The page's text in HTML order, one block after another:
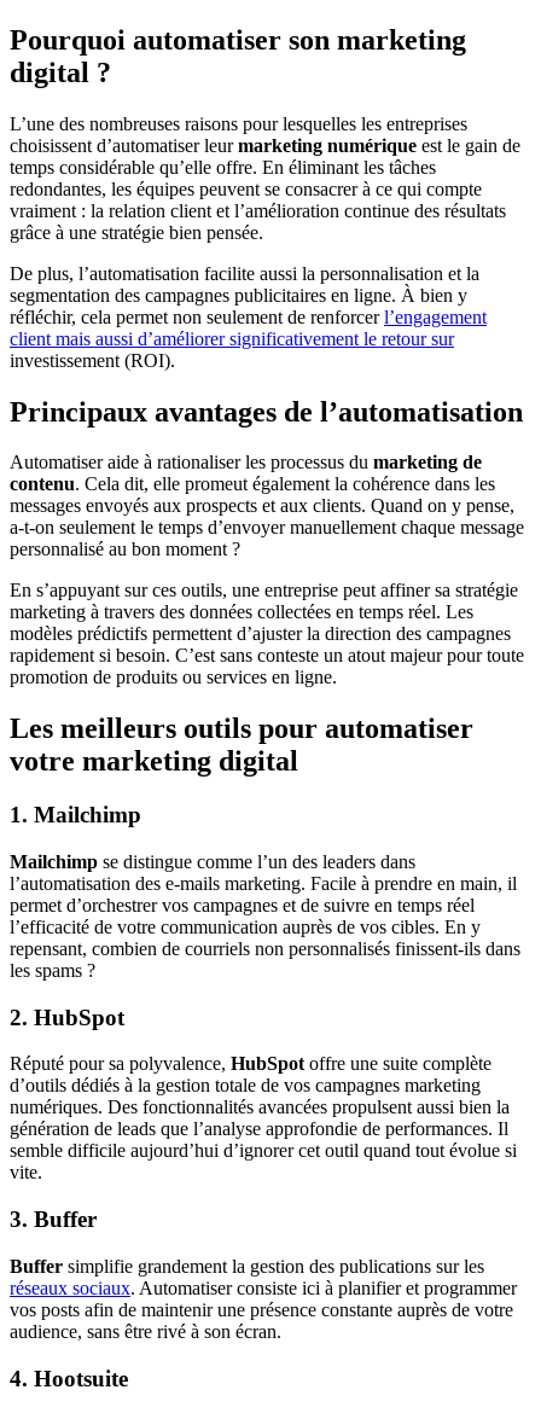
Pourquoi automatiser son marketing
digital ?
L’une des nombreuses raisons pour lesquelles les entreprises
choisissent d’automatiser leurmarketing numérique est le gain de
temps considérable qu’elle offre. En éliminant les tâches
redondantes, les équipes peuvent se consacrer à ce qui compte
vraiment : la relation client et l’amélioration continue des résultats
grâce à une stratégie bien pensée.
De plus, l’automatisation facilite aussi la personnalisation et la
segmentation des campagnes publicitaires en ligne. À bien y
réfléchir, cela permet non seulement de renforcerl’engagement
client mais aussi d’améliorer significativement le retour sur
investissement (ROI).
Principaux avantages de l’automatisation
Automatiser aide à rationaliser les processus du marketing de
contenu. Cela dit, elle promeut également la cohérence dans les
messages envoyés aux prospects et aux clients. Quand on y pense,
a-t-on seulement le temps d’envoyer manuellement chaque message
personnalisé au bon moment ?
En s’appuyant sur ces outils, une entreprise peut affiner sa stratégie
marketing à travers des données collectées en temps réel. Les
modèles prédictifs permettent d’ajuster la direction des campagnes
rapidement si besoin. C’est sans conteste un atout majeur pour toute
promotion de produits ou services en ligne.
Les meilleurs outils pour automatiser
votre marketing digital
1. Mailchimp
Mailchimp se distingue comme l’un des leaders dans
l’automatisation des e-mails marketing. Facile à prendre en main, il
permet d’orchestrer vos campagnes et de suivre en temps réel
l’efficacité de votre communication auprès de vos cibles. En y
repensant, combien de courriels non personnalisés finissent-ils dans
les spams ?
2. HubSpot
Réputé pour sa polyvalence, HubSpotoffre une suite complète
d’outils dédiés à la gestion totale de vos campagnes marketing
numériques. Des fonctionnalités avancées propulsent aussi bien la
génération de leads que l’analyse approfondie de performances. Il
semble difficile aujourd’hui d’ignorer cet outil quand tout évolue si
vite.
3. Buffer
Buffer simplifie grandement la gestion des publications sur les
réseaux sociaux. Automatiser consiste ici à planifier et programmer
vos posts afin de maintenir une présence constante auprès de votre
audience, sans être rivé à son écran.
4. Hootsuite